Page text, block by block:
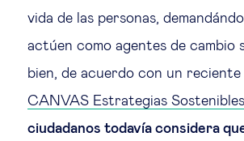
vida de las personas,
actúen como agentes de cambio
bien, de acuerdo con un
CANVAS Estrategias Sostenibles
ciudadanos todavía considera